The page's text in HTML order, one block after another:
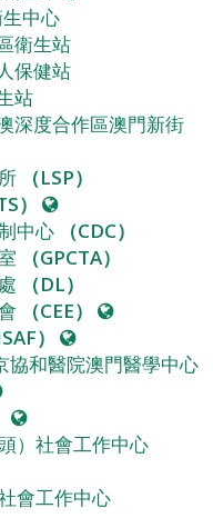
中心
衛生站
保健站
站
深度合作區澳門新街
（LSP）
）
網
站
中心
（CDC）
（GPCTA）
（DL）
（CEE）
網
）
網
站
協和醫院澳門醫學中心
網
站 網
站
）社會工作中心
會工作中心